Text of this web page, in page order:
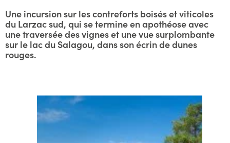
Une incursion sur les contreforts boisés et viticoles
du Larzac sud, qui se termine en apothéose avec
une traversée des vignes et une vue surplombante
sur le lac du Salagou, dans son écrin de dunes
rouges.